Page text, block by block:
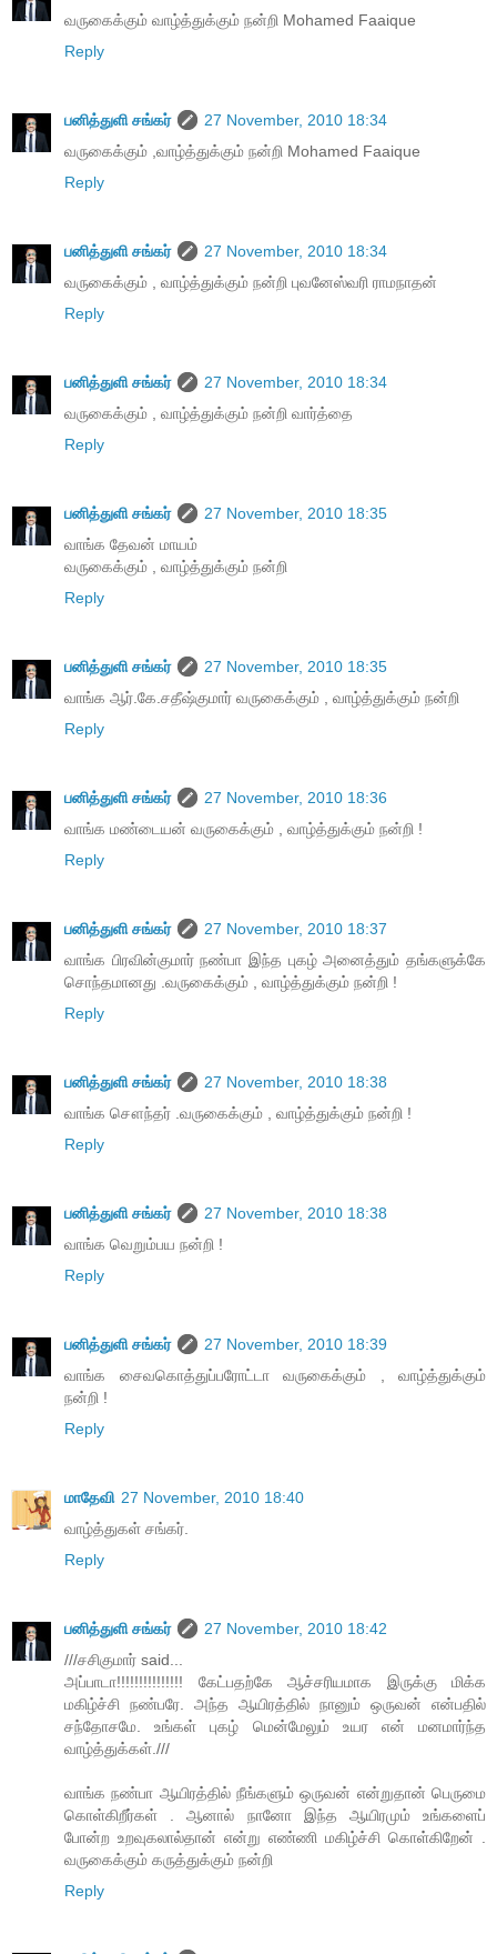
வருகைக்கும் வாழ்த்துக்கும் நன்றி Mohamed Faaique
Reply
பனித்துளி சங்கர்
27 November, 2010 18:34
வருகைக்கும் ,வாழ்த்துக்கும் நன்றி Mohamed Faaique
Reply
பனித்துளி சங்கர்
27 November, 2010 18:34
வருகைக்கும் , வாழ்த்துக்கும் நன்றி புவனேஸ்வரி ராமநாதன்
Reply
பனித்துளி சங்கர்
27 November, 2010 18:34
வருகைக்கும் , வாழ்த்துக்கும் நன்றி வார்த்தை
Reply
பனித்துளி சங்கர்
27 November, 2010 18:35
வாங்க தேவன் மாயம்
வருகைக்கும் , வாழ்த்துக்கும் நன்றி
Reply
பனித்துளி சங்கர்
27 November, 2010 18:35
வாங்க ஆர்.கே.சதீஷ்குமார் வருகைக்கும் , வாழ்த்துக்கும் நன்றி
Reply
பனித்துளி சங்கர்
27 November, 2010 18:36
வாங்க மண்டையன் வருகைக்கும் , வாழ்த்துக்கும் நன்றி !
Reply
பனித்துளி சங்கர்
27 November, 2010 18:37
வாங்க பிரவின்குமார் நண்பா இந்த புகழ் அனைத்தும் தங்களுக்கே
சொந்தமானது .வருகைக்கும் , வாழ்த்துக்கும் நன்றி !
Reply
பனித்துளி சங்கர்
27 November, 2010 18:38
வாங்க சௌந்தர் .வருகைக்கும் , வாழ்த்துக்கும் நன்றி !
Reply
பனித்துளி சங்கர்
27 November, 2010 18:38
வாங்க வெறும்பய நன்றி !
Reply
பனித்துளி சங்கர்
27 November, 2010 18:39
வாங்க சைவகொத்துப்பரோட்டா வருகைக்கும் , வாழ்த்துக்கும்
நன்றி !
Reply
மாதேவி 27 November, 2010 18:40
வாழ்த்துகள் சங்கர்.
Reply
பனித்துளி சங்கர்
27 November, 2010 18:42
///சசிகுமார் said...
அப்பாடா!!!!!!!!!!!!!!! கேட்பதற்கே ஆச்சரியமாக இருக்கு மிக்க
மகிழ்ச்சி நண்பரே. அந்த ஆயிரத்தில் நானும் ஒருவன் என்பதில்
சந்தோசமே. உங்கள் புகழ் மென்மேலும் உயர என் மனமார்ந்த
வாழ்த்துக்கள்.///
வாங்க நண்பா ஆயிரத்தில் நீங்களும் ஒருவன் என்றுதான் பெருமை
கொள்கிறீர்கள் . ஆனால் நானோ இந்த ஆயிரமும் உங்களைப்
போன்ற உறவுகலால்தான் என்று எண்ணி மகிழ்ச்சி கொள்கிறேன் .
வருகைக்கும் கருத்துக்கும் நன்றி
Reply